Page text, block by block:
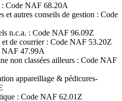
: Code NAF 68.20A
et autres conseils de gestion : Code
n.c.a. : Code NAF 96.09Z
de courrier : Code NAF 53.20Z
NAF 47.99A
non classées ailleurs : Code NAF
appareillage & pédicures-
: Code NAF 62.01Z